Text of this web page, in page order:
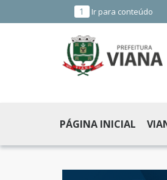
1 Ir para conteúdo
MUNICIPAL
DE
VIANA
PÁGINA INICIAL